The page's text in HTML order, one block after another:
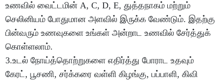
உணவில் வைட்டமின் A, C, D, E, துத்தநாகம் மற்றும்
செலினியம் போதுமான அளவில் இருக்க வேண்டும். இதற்கு
பின்வரும் உணவுகளை உங்கள் அன்றாட உணவில் சேர்த்துக்
கொள்ளலாம்.
3.உடல் நோய்த்தொற்றுகளை எதிர்த்து போராட உதவும்
கேரட், பூசணி, சர்க்கரை வள்ளி கிழங்கு, பப்பாளி, கிவி